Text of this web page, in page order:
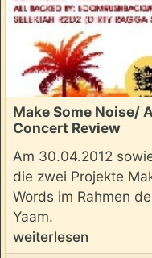
Make Some Noise/
Concert Review
Am 30.04.2012
die zwei Projekte
Words im Rahmen
Yaam.
weiterlesen